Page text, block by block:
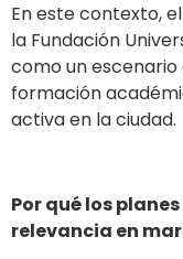
En este contexto,
la Fundación
como un
formación
activa en la ciudad.
Por qué los
relevancia en